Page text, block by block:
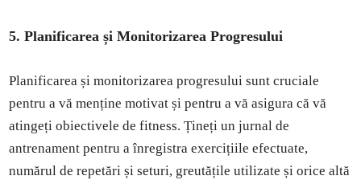
5. Planificarea și Monitorizarea Progresului
Planificarea și monitorizarea progresului sunt cruciale
pentru a vă menține motivat și pentru a vă asigura că vă
atingeți obiectivele de fitness. Țineți un jurnal de
antrenament pentru a înregistra exercițiile efectuate,
numărul de repetări și seturi, greutățile utilizate și orice altă